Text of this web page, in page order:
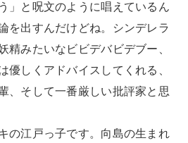
」と呪文のように唱えているん
を出すんだけどね。シンデレラ
精みたいなビビデバビデブー、
優しくアドバイスしてくれる、
、そして一番厳しい批評家と思
の江戸っ子です。向島の生まれ